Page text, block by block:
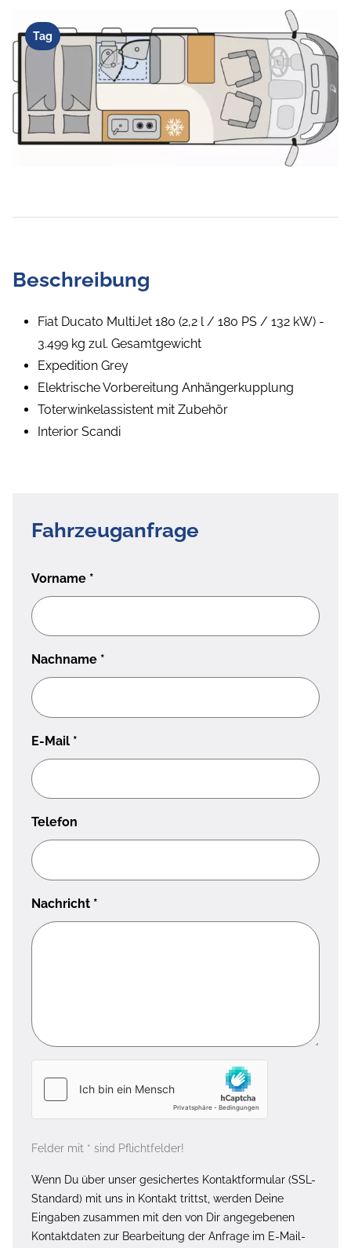
Tag
Beschreibung
Fiat Ducato MultiJet 180 (2,2 l / 180 PS / 132 kW) -
3.499 kg zul. Gesamtgewicht
Expedition Grey
Elektrische Vorbereitung Anhängerkupplung
Toterwinkelassistent mit Zubehör
Interior Scandi
Fahrzeuganfrage
Vorname *
Nachname *
E-Mail *
Telefon
Nachricht *
Felder mit * sind Pflichtfelder!
Wenn Du über unser gesichertes Kontaktformular (SSL-
Standard) mit uns in Kontakt trittst, werden Deine
Eingaben zusammen mit den von Dir angegebenen
Kontaktdaten zur Bearbeitung der Anfrage im E-Mail-